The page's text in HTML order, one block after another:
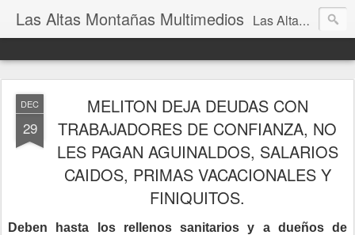
Las Altas Montañas Multimedios Las Altas Montañas Multimedios
DEC
29
MELITON DEJA DEUDAS CON
TRABAJADORES DE CONFIANZA, NO
LES PAGAN AGUINALDOS, SALARIOS
CAIDOS, PRIMAS VACACIONALES Y
FINIQUITOS.
Deben hasta los rellenos sanitarios y a dueños de